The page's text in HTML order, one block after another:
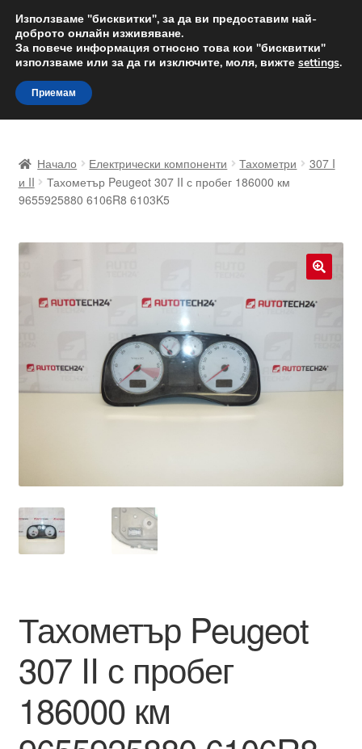
ДОСТАВКА от 12 лв.
Доставка по целия свят
Skip
to
navigation
Skip
to
content
Доставка по целия свят
За нас
Количка
Моята сметка
Правила и условия
Транспорт
Начало Електрически компоненти Тахометри
307 I
и II
Тахометър Peugeot 307 II с пробег 186000 км
9655925880 6106R8 6103K5
Тахометър Peugeot
307 II с пробег
186000 км
Използваме "бисквитки", за да ви предоставим най-
доброто онлайн изживяване.
За повече информация относно това кои "бисквитки"
използваме или за да ги изключите, моля, вижте settings.
Приемам